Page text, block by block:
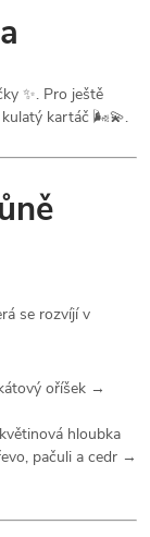
✨. Pro ještě
kulatý kartáč 🌬️💫.
se rozvíjí v
oříšek →
hloubka
pačuli a cedr →